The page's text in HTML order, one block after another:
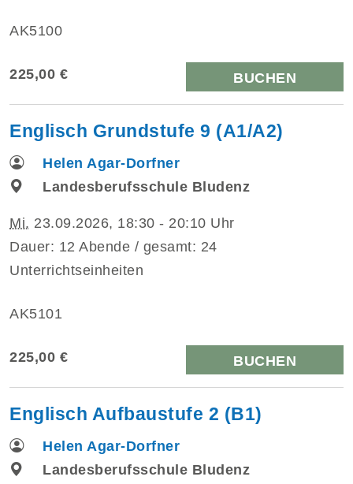
AK5100
225,00 € BUCHEN
Englisch Grundstufe 9 (A1/A2)
Helen Agar-Dorfner
Landesberufsschule Bludenz
Mi. 23.09.2026, 18:30 - 20:10 Uhr
Dauer: 12 Abende / gesamt: 24
Unterrichtseinheiten
AK5101
225,00 € BUCHEN
Englisch Aufbaustufe 2 (B1)
Helen Agar-Dorfner
Landesberufsschule Bludenz